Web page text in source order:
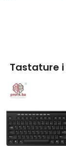
Tastature